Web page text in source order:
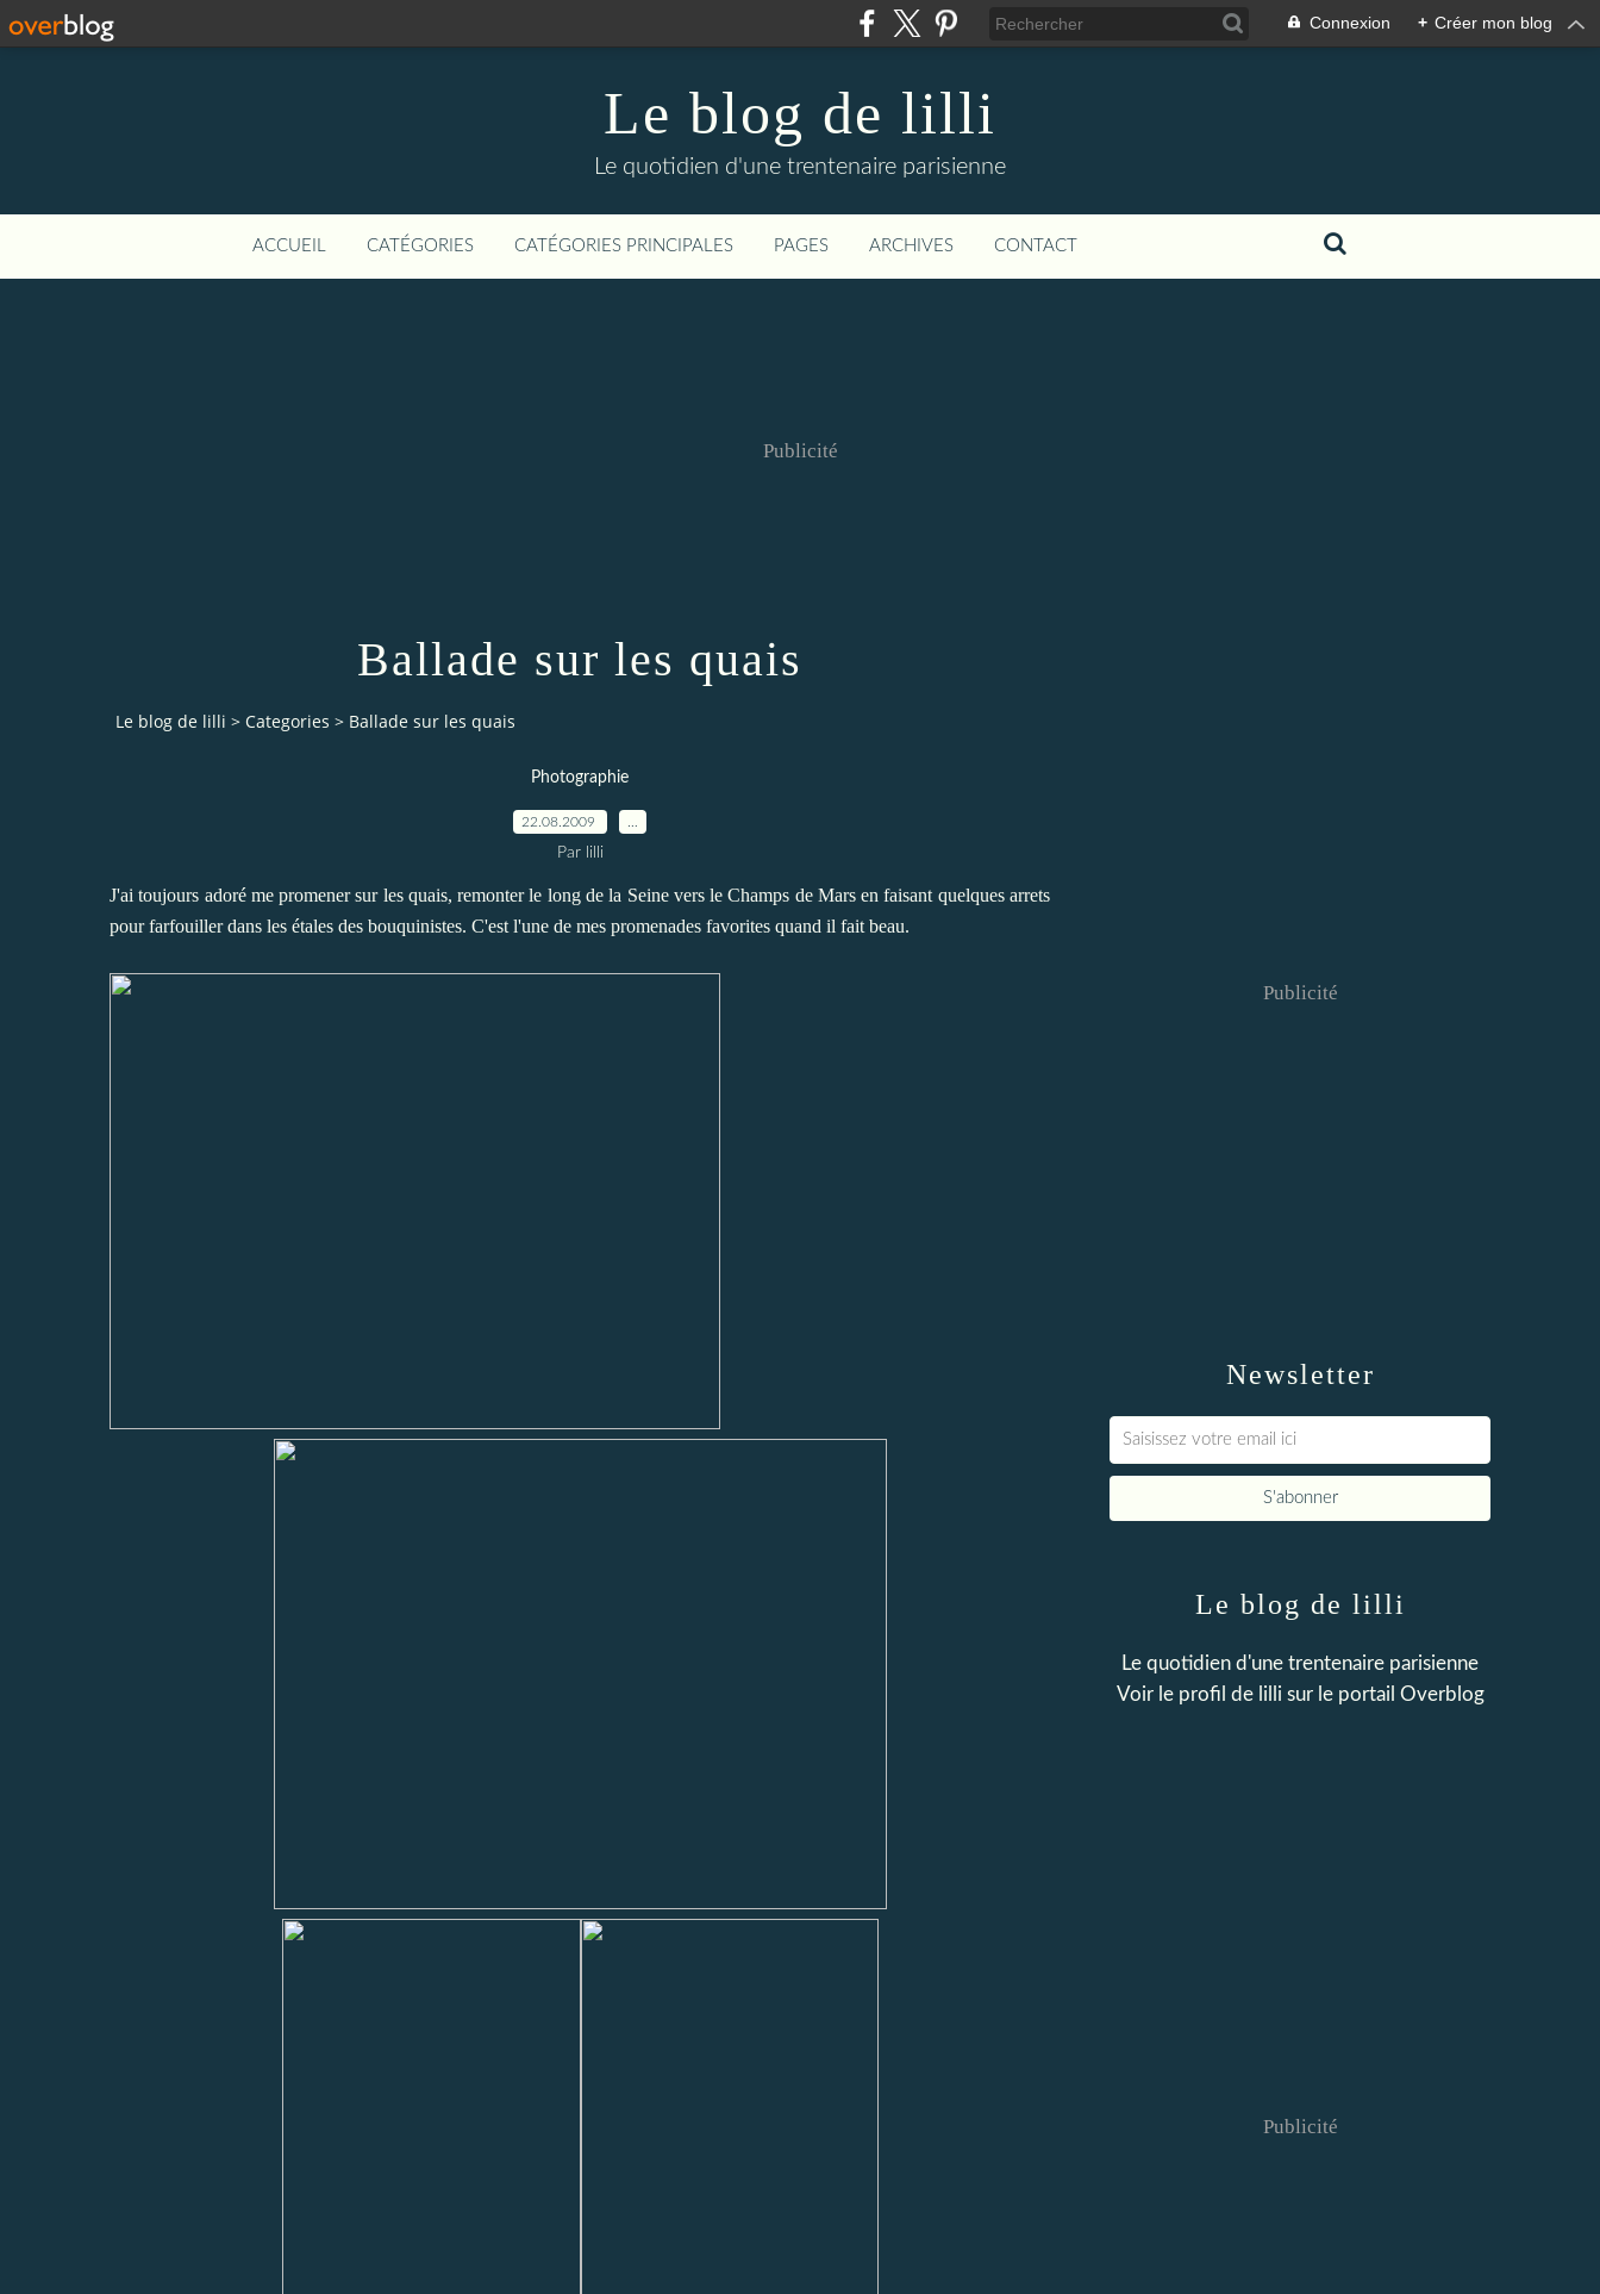
Connexion + Créer mon blog
Le blog de lilli
Le quotidien d'une trentenaire parisienne
ACCUEIL CATÉGORIES CATÉGORIES PRINCIPALES PAGES ARCHIVES CONTACT
Publicité
Ballade sur les quais
Le blog de lilli > Categories > Ballade sur les quais
Photographie
22.08.2009
Par lilli
J'ai toujours adoré me promener sur les quais, remonter le long de la Seine vers le Champs de Mars en faisant quelques arrets
pour farfouiller dans les étales des bouquinistes. C'est l'une de mes promenades favorites quand il fait beau.
Newsletter
Publicité
Le blog de lilli
Le quotidien d'une trentenaire parisienne
Voir le profil de lilli sur le portail Overblog
Publicité